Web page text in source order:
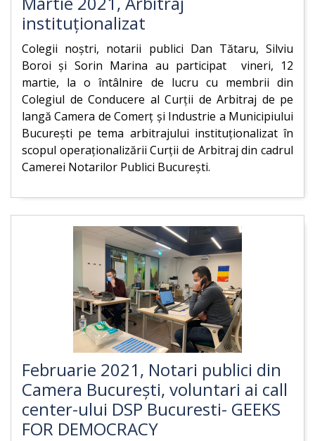
instituționalizat
Colegii noștri, notarii publici Dan Tătaru, Silviu
Boroi și Sorin Marina au participat vineri, 12
martie, la o întâlnire de lucru cu membrii din
Colegiul de Conducere al Curții de Arbitraj de pe
langă Camera de Comerț și Industrie a Municipiului
București pe tema arbitrajului instituționalizat în
scopul operaționalizării Curții de Arbitraj din cadrul
Camerei Notarilor Publici București.
Februarie 2021, Notari publici din
Camera București, voluntari ai call
center-ului DSP Bucuresti- GEEKS
FOR DEMOCRACY